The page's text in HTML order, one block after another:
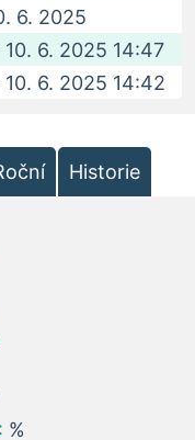
6. 2025
10. 6. 2025 14:47
10. 6. 2025 14:42
Historie
%